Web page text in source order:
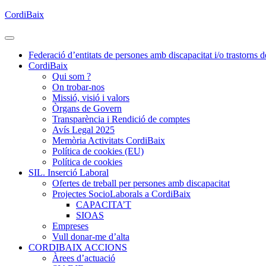
CordiBaix
Federació d’entitats de persones amb discapacitat i/o trastorns
CordiBaix
Qui som ?
On trobar-nos
Missió, visió i valors
Òrgans de Govern
Transparència i Rendició de comptes
Avís Legal 2025
Memòria Activitats CordiBaix
Política de cookies (EU)
Política de cookies
SIL. Inserció Laboral
Ofertes de treball per persones amb discapacitat
Projectes SocioLaborals a CordiBaix
CAPACITA’T
SIOAS
Empreses
Vull donar-me d’alta
CORDIBAIX ACCIONS
Àrees d’actuació